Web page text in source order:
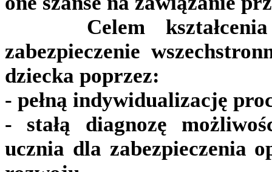
Celem kształcenia
zabezpieczenie
dziecka poprzez:
- pełną indywidualizację
- stałą diagnozę
ucznia dla zabezpieczenia